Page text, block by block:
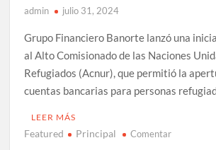
admin julio 31, 2024
Grupo Financiero Banorte lanzó una
al Alto Comisionado de las Naciones
Refugiados (Acnur), que permitió la
cuentas bancarias para personas
LEER MÁS
Featured Principal Comentaren